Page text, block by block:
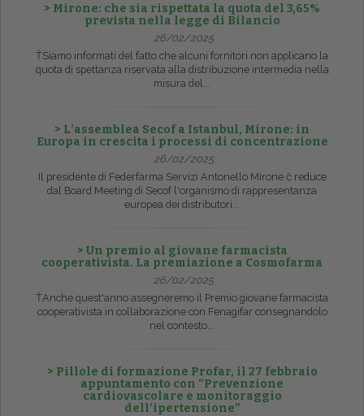
> Mirone: che sia rispettata la quota del 3,65%
prevista nella legge di Bilancio
26/02/2025
ŤSiamo informati del fatto che alcuni fornitori non applicano la
quota di spettanza riservata alla distribuzione intermedia nella
misura del...
> L’assemblea Secof a Istanbul, Mirone: in
Europa in crescita i processi di concentrazione
26/02/2025
Il presidente di Federfarma Servizi Antonello Mirone č reduce
dal Board Meeting di Secof l'organismo di rappresentanza
europea dei distributori...
> Un premio al giovane farmacista
cooperativista. La premiazione a Cosmofarma
26/02/2025
ŤAnche quest'anno assegneremo il Premio giovane farmacista
cooperativista in collaborazione con Fenagifar consegnandolo
nel contesto...
> Pillole di formazione Profar, il 27 febbraio
appuntamento con “Prevenzione
cardiovascolare e monitoraggio
dell’ipertensione”